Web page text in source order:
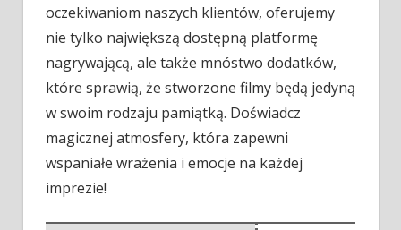
oczekiwaniom naszych klientów, oferujemy
nie tylko największą dostępną platformę
nagrywającą, ale także mnóstwo dodatków,
które sprawią, że stworzone filmy będą jedyną
w swoim rodzaju pamiątką. Doświadcz
magicznej atmosfery, która zapewni
wspaniałe wrażenia i emocje na każdej
imprezie!